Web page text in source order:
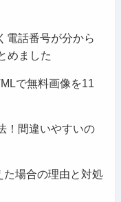
電話番号が分から
めました
で無料画像を11
！間違いやすいの
場合の理由と対処